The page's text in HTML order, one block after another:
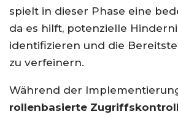
spielt in dieser Phase eine
da es hilft, potenzielle
identifizieren und die
zu verfeinern.
Während der
rollenbasierte